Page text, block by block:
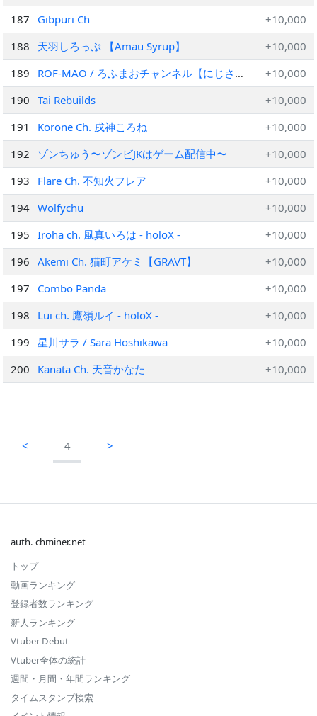
187
Gibpuri Ch
+10,000
188
天羽しろっぷ 【Amau Syrup】
+10,000
189
ROF-MAO / ろふまおチャンネル【にじさん
じ】
+10,000
190
Tai Rebuilds
+10,000
191
Korone Ch. 戌神ころね
+10,000
192
ゾンちゅう〜ゾンビJKはゲーム配信中〜
+10,000
193
Flare Ch. 不知火フレア
+10,000
194 Wolfychu
+10,000
195
Iroha ch. 風真いろは - holoX -
+10,000
196
Akemi Ch. 猫町アケミ【GRAVT】
+10,000
197
Combo Panda
+10,000
198
Lui ch. 鷹嶺ルイ - holoX -
+10,000
199
星川サラ / Sara Hoshikawa
+10,000
200
Kanata Ch. 天音かなた +10,000
< 4 >
auth. chminer.net
トップ
動画ランキング
登録者数ランキング
新人ランキング
Vtuber Debut
Vtuber全体の統計
週間・月間・年間ランキング
タイムスタンプ検索